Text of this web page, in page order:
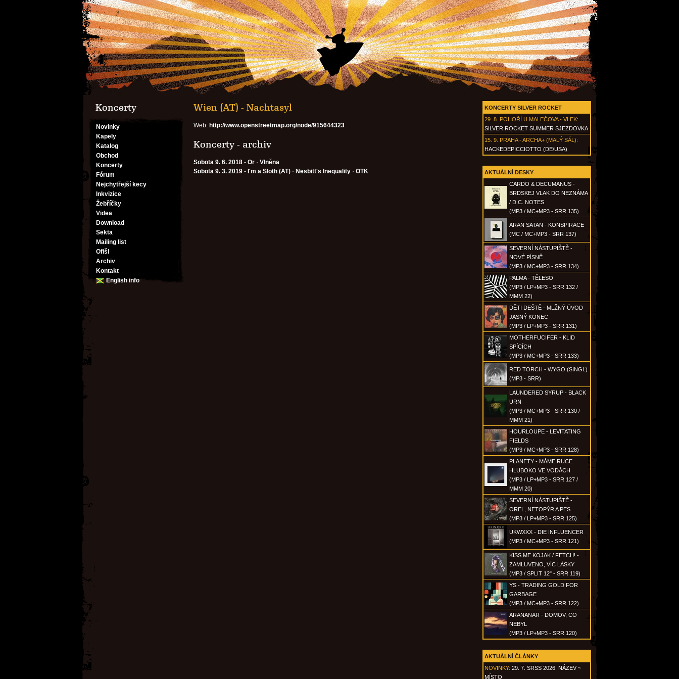
Koncerty
Novinky
Kapely
Katalog
Obchod
Koncerty
Fórum
Nejchytřejší kecy
Inkvizice
Žebříčky
Videa
Download
Sekta
Mailing list
Ofišl
Archiv
Kontakt
English info
KONCERTY SILVER ROCKET
29. 8. POHOŘÍ U MALEČOVA - VLEK:
SILVER ROCKET SUMMER SJEZDOVKA
15. 9. PRAHA - ARCHA+ (MALÝ SÁL):
HACKEDEPICCIOTTO (DE/USA)
AKTUÁLNÍ DESKY
CARDO & DECUMANUS -
BRDSKEJ VLAK DO NEZNÁMA
/ D.C. NOTES
(MP3 / MC+MP3 - SRR 135)
ARAN SATAN - KONSPIRACE
(MC / MC+MP3 - SRR 137)
SEVERNÍ NÁSTUPIŠTĚ -
NOVÉ PÍSNĚ
(MP3 / MC+MP3 - SRR 134)
PALMA - TĚLESO
(MP3 / LP+MP3 - SRR 132 /
MMM 22)
DĚTI DEŠTĚ - MLŽNÝ ÚVOD
JASNÝ KONEC
(MP3 / LP+MP3 - SRR 131)
MOTHERFUCIFER - KLID
SPÍCÍCH
(MP3 / MC+MP3 - SRR 133)
RED TORCH - WYGO (SINGL)
(MP3 - SRR)
LAUNDERED SYRUP - BLACK
URN
(MP3 / MC+MP3 - SRR 130 /
MMM 21)
HOURLOUPE - LEVITATING
FIELDS
(MP3 / MC+MP3 - SRR 128)
PLANETY - MÁME RUCE
HLUBOKO VE VODÁCH
(MP3 / LP+MP3 - SRR 127 /
MMM 20)
SEVERNÍ NÁSTUPIŠTĚ -
OREL, NETOPÝR A PES
(MP3 / LP+MP3 - SRR 125)
UKWXXX - DIE INFLUENCER
(MP3 / MC+MP3 - SRR 121)
KISS ME KOJAK / FETCH! -
ZAMLUVENO, VÍC LÁSKY
(MP3 / SPLIT 12" - SRR 119)
YS - TRADING GOLD FOR
GARBAGE
(MP3 / MC+MP3 - SRR 122)
ARANANAR - DOMOV, CO
NEBYL
(MP3 / LP+MP3 - SRR 120)
AKTUÁLNÍ ČLÁNKY
NOVINKY: 29. 7. SRSS 2026: NÁZEV ~
MÍSTO
Wien (AT) - Nachtasyl
Web: http://www.openstreetmap.org/node/915644323
Koncerty - archiv
Sobota 9. 6. 2018 - Or · Vlněna
Sobota 9. 3. 2019 - I'm a Sloth (AT) · Nesbitt's Inequality · OTK